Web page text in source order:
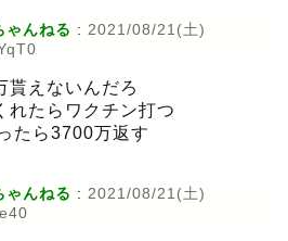
ゃんねる : 2021/08/21(土)
貰えないんだろ
れたらワクチン打つ
たら3700万返す
ゃんねる : 2021/08/21(土)